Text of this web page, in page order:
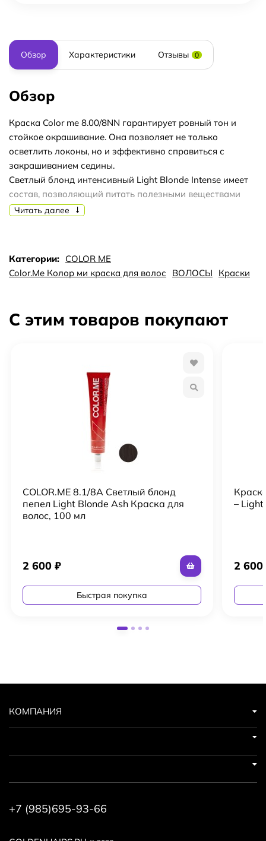
Обзор Характеристики Отзывы 0
Обзор
Краска Color me 8.00/8NN гарантирует ровный тон и
стойкое окрашивание. Она позволяет не только
осветлить локоны, но и эффективно справиться с
закрашиванием седины.
Светлый блонд интенсивный Light Blonde Intense имеет
состав, позволяющий питать полезными веществами
пряди, утратившие жизненные силы. Поэтому может
разрушающие фолликулы и способствующие быстрому
выведению влаги. Поэтому после процедуры
от негативного воздействия окружающей среды и
и повреждения прядей, тогда это именно тот вариант,
который вам необходим. После проведения процедуры
ваши локоны заиграют яркими красками и будут
радовать своим ухоженным видом.
Читать далее
Категории: COLOR ME
Color.Me Колор ми краска для волос
ВОЛОСЫ Краски
С этим товаров покупают
COLOR.ME 8.1/8A Светлый блонд
пепел Light Blonde Ash Краска для
волос, 100 мл
2 600 ₽
Быстрая покупка
–
2 600
КОМПАНИЯ
+7 (985)695-93-66